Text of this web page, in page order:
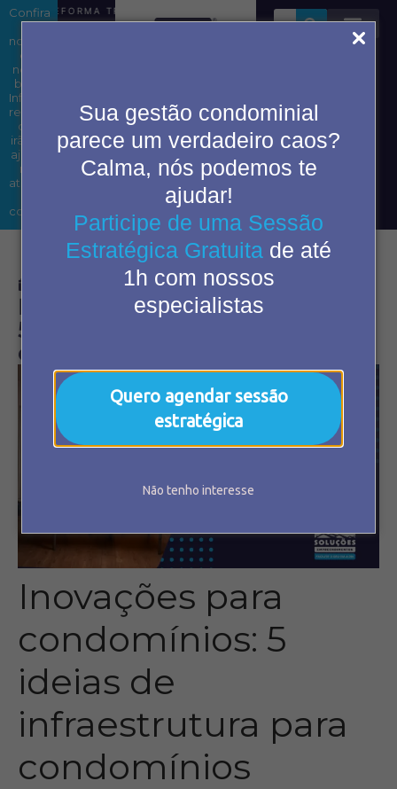
Sua gestão condominial
parece um verdadeiro caos?
Calma, nós podemos te
ajudar!
Participe de uma Sessão
Estratégica Gratuita de até
1h com nossos
especialistas
Quero agendar sessão
estratégica
Não tenho interesse
Confira
as
novidades
em
nosso
blog.
Informações
relevantes
que
irão te
ajudar
nas
atividades
cotidiano.
REFORMA TRIBUTÁRIA EM CONDOMÍNIOS: ENTENDA OS
condômino
2ª Via
de
boleto
agosto 2, 2024 2:05 pm
Inovações para condomínios:
5 idéias de infraestrutura para
condomínios
Inovações para
condomínios: 5
ideias de
infraestrutura para
condomínios